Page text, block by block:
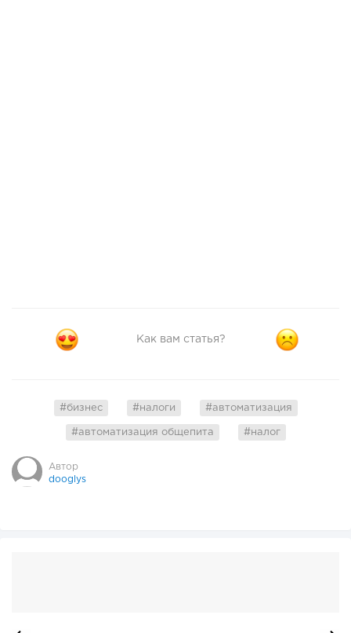
Как вам статья?
#бизнес #налоги #автоматизация
#автоматизация общепита #налог
Автор
dooglys